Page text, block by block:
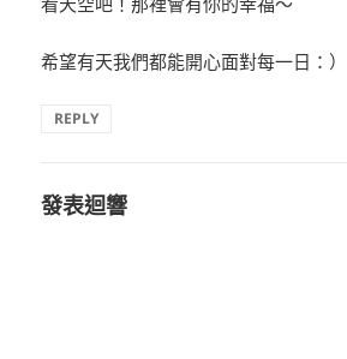
希望有天我們都能開心面對每一日：）
REPLY
發表迴響